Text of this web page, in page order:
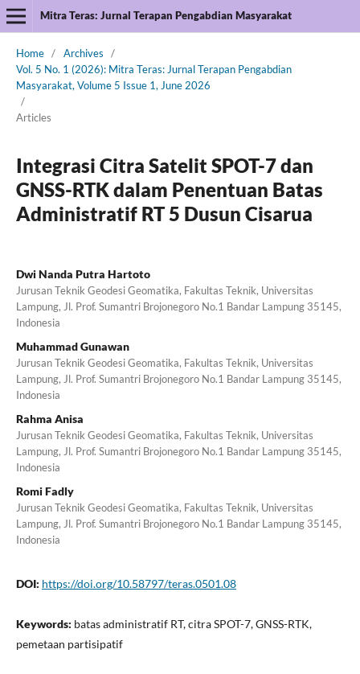
Mitra Teras: Jurnal Terapan Pengabdian Masyarakat
Home / Archives
/
Vol. 5 No. 1 (2026): Mitra Teras: Jurnal Terapan Pengabdian
Masyarakat, Volume 5 Issue 1, June 2026
/
Articles
Integrasi Citra Satelit SPOT-7 dan
GNSS-RTK dalam Penentuan Batas
Administratif RT 5 Dusun Cisarua
Dwi Nanda Putra Hartoto
Jurusan Teknik Geodesi Geomatika, Fakultas Teknik, Universitas
Lampung, Jl. Prof. Sumantri Brojonegoro No.1 Bandar Lampung 35145,
Indonesia
Muhammad Gunawan
Jurusan Teknik Geodesi Geomatika, Fakultas Teknik, Universitas
Lampung, Jl. Prof. Sumantri Brojonegoro No.1 Bandar Lampung 35145,
Indonesia
Rahma Anisa
Jurusan Teknik Geodesi Geomatika, Fakultas Teknik, Universitas
Lampung, Jl. Prof. Sumantri Brojonegoro No.1 Bandar Lampung 35145,
Indonesia
Romi Fadly
Jurusan Teknik Geodesi Geomatika, Fakultas Teknik, Universitas
Lampung, Jl. Prof. Sumantri Brojonegoro No.1 Bandar Lampung 35145,
Indonesia
DOI: https://doi.org/10.58797/teras.0501.08
Keywords: batas administratif RT, citra SPOT-7, GNSS-RTK,
pemetaan partisipatif